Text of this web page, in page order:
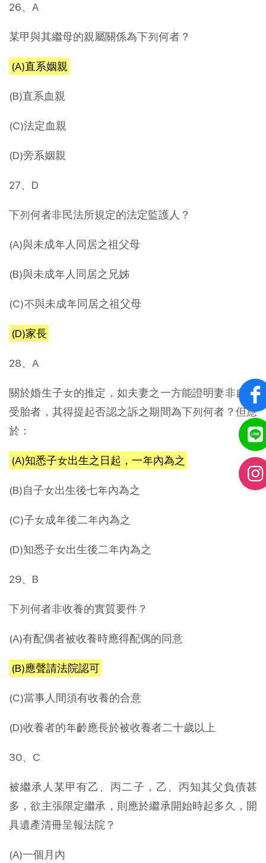
26、A
某甲與其繼母的親屬關係為下列何者？
(A)直系姻親
(B)直系血親
(C)法定血親
(D)旁系姻親
27、D
下列何者非民法所規定的法定監護人？
(A)與未成年人同居之祖父母
(B)與未成年人同居之兄姊
(C)不與未成年同居之祖父母
(D)家長
28、A
關於婚生子女的推定，如夫妻之一方能證明妻非自夫
受胎者，其得提起否認之訴之期間為下列何者？但應
於：
(A)知悉子女出生之日起，一年內為之
(B)自子女出生後七年內為之
(C)子女成年後二年內為之
(D)知悉子女出生後二年內為之
29、B
下列何者非收養的實質要件？
(A)有配偶者被收養時應得配偶的同意
(B)應聲請法院認可
(C)當事人間須有收養的合意
(D)收養者的年齡應長於被收養者二十歲以上
30、C
被繼承人某甲有乙、丙二子，乙、丙知其父負債甚
多，欲主張限定繼承，則應於繼承開始時起多久，開
具遺產清冊呈報法院？
(A)一個月內